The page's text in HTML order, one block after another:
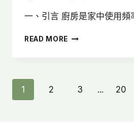
一、引言 廚房是家中使用
READ MORE
Page
1 2 3 ... 20